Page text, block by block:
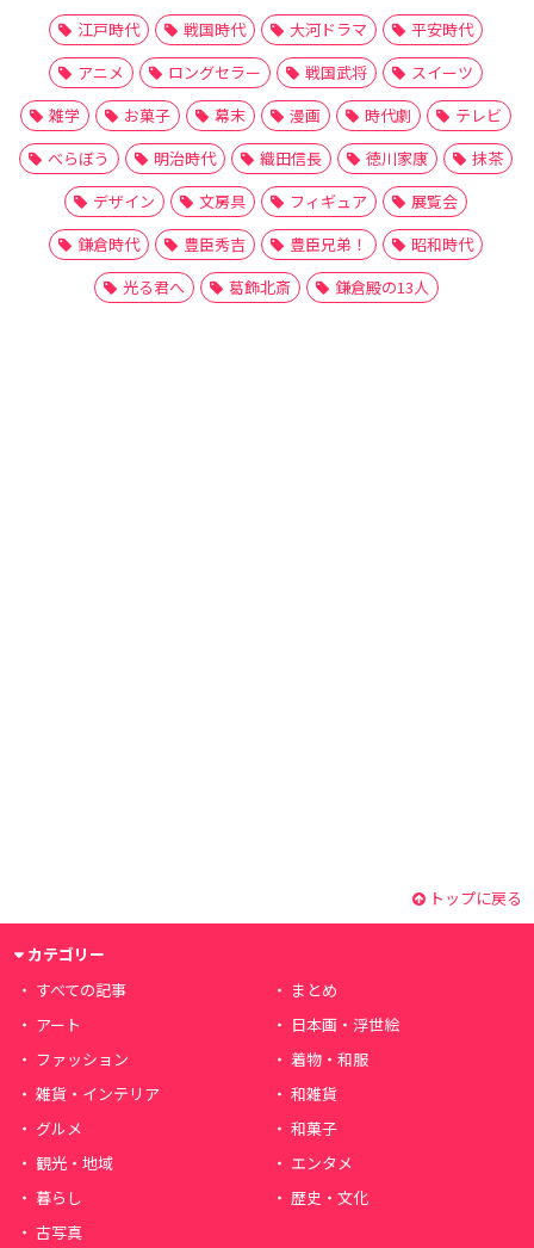
江戸時代 戦国時代 大河ドラマ
平安時代
アニメ
ロングセラー 戦国武将
スイーツ
雑学
お菓子 幕末 漫画 時代劇
テレビ
べらぼう
明治時代 織田信長 徳川家康
抹茶
デザイン
文房具 フィギュア
展覧会
鎌倉時代
豊臣秀吉 豊臣兄弟！
昭和時代
光る君へ
葛飾北斎 鎌倉殿の13人
トップに戻る
カテゴリー
すべての記事
まとめ
アート
日本画・浮世絵
ファッション
着物・和服
雑貨・インテリア
和雑貨
グルメ
和菓子
観光・地域
エンタメ
暮らし
歴史・文化
古写真